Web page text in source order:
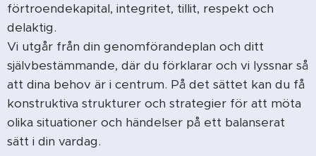
förtroendekapital, integritet, tillit, respekt och
delaktig.
Vi utgår från din genomförandeplan och ditt
självbestämmande, där du förklarar och vi lyssnar så
att dina behov är i centrum. På det sättet kan du få
konstruktiva strukturer och strategier för att möta
olika situationer och händelser på ett balanserat
sätt i din vardag.